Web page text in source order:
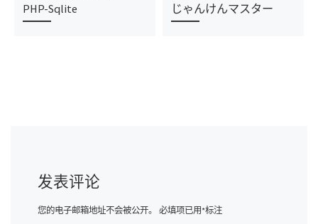
PHP-Sqlite じゃんけんマスター
发表评论
您的电子邮箱地址不会被公开。 必填项已用*标注